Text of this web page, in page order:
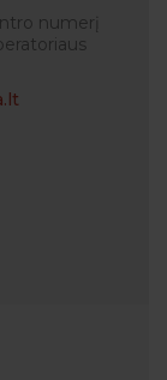
numerį